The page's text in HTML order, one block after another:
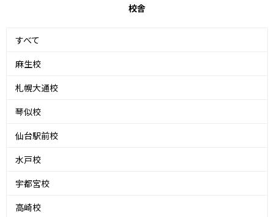
校舎
すべて
麻生校
札幌大通校
琴似校
仙台駅前校
水戸校
宇都宮校
高崎校